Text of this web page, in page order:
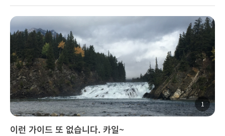
1
이런 가이드 또 없습니다. 카일~